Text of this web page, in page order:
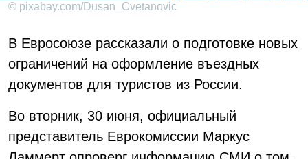
© pixabay.com/Dusan_Cvetanovic
В Евросоюзе рассказали о подготовке новых
ограничений на оформление въездных
документов для туристов из России.
Во вторник, 30 июня, официальный
представитель Еврокомиссии Маркус